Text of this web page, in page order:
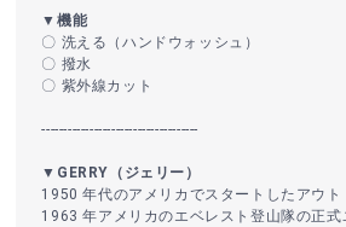
▼機能
〇 洗える（ハンドウォッシュ）
〇 撥水
〇 紫外線カット
------------------------------------
▼GERRY（ジェリー）
1950 年代のアメリカでスタートしたアウト
1963 年アメリカのエベレスト登山隊の正